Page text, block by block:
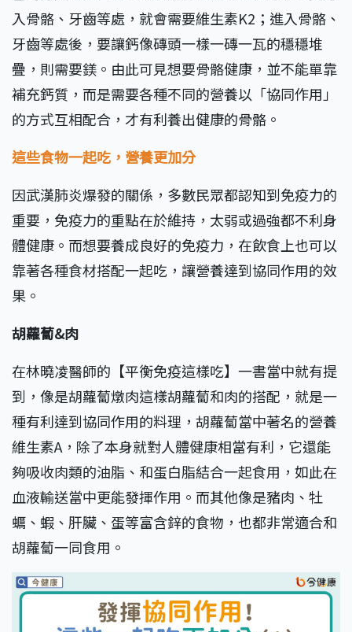
入骨骼、牙齒等處，就會需要維生素K2；進入骨骼、
牙齒等處後，要讓鈣像磚頭一樣一磚一瓦的穩穩堆
疊，則需要鎂。由此可見想要骨骼健康，並不能單靠
補充鈣質，而是需要各種不同的營養以「協同作用」
的方式互相配合，才有利養出健康的骨骼。
這些食物一起吃，營養更加分
因武漢肺炎爆發的關係，多數民眾都認知到免疫力的
重要，免疫力的重點在於維持，太弱或過強都不利身
體健康。而想要養成良好的免疫力，在飲食上也可以
靠著各種食材搭配一起吃，讓營養達到協同作用的效
果。
胡蘿蔔&肉
在林曉凌醫師的【平衡免疫這樣吃】一書當中就有提
到，像是胡蘿蔔燉肉這樣胡蘿蔔和肉的搭配，就是一
種有利達到協同作用的料理，胡蘿蔔當中著名的營養
維生素A，除了本身就對人體健康相當有利，它還能
夠吸收肉類的油脂、和蛋白脂結合一起食用，如此在
血液輸送當中更能發揮作用。而其他像是豬肉、牡
蠣、蝦、肝臟、蛋等富含鋅的食物，也都非常適合和
胡蘿蔔一同食用。